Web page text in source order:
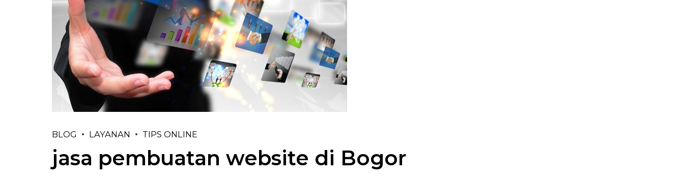
BLOG LAYANAN TIPS ONLINE
jasa pembuatan website di Bogor